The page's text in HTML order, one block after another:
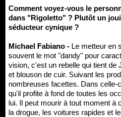
Comment voyez-vous le
dans "Rigoletto" ? Plutôt un
séducteur cynique ?
Michael Fabiano - Le metteur en
souvent le mot "dandy" pour
vision, c'est un rebelle qui tient de
et blouson de cuir. Suivant les
nombreuses facettes. Dans celle-
qu'il profite à fond de toutes les
lui. Il peut mourir à tout moment à
la drogue, les voitures rapides et